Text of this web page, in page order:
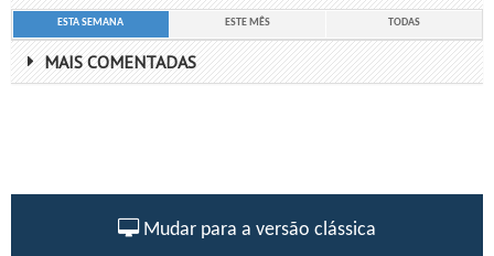
ESTA SEMANA ESTE MÊS TODAS
MAIS COMENTADAS
Mudar para a versão clássica